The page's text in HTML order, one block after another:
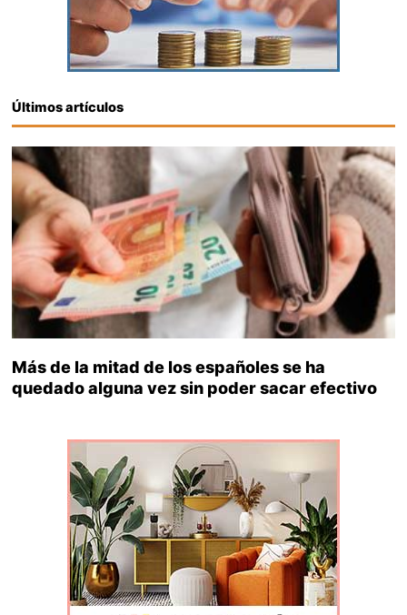
Últimos artículos
Más de la mitad de los españoles se ha
quedado alguna vez sin poder sacar efectivo